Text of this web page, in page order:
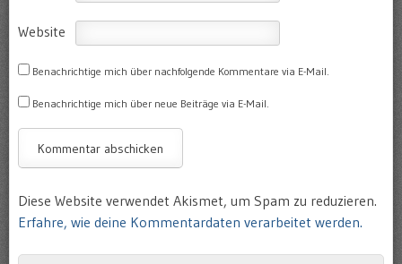
Website
Benachrichtige mich über nachfolgende Kommentare via E-Mail.
Benachrichtige mich über neue Beiträge via E-Mail.
Diese Website verwendet Akismet, um Spam zu reduzieren.
Erfahre, wie deine Kommentardaten verarbeitet werden.